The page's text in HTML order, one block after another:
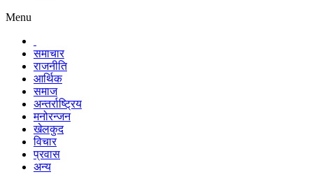
Menu
समाचार
राजनीति
आर्थिक
समाज
अन्तर्राष्ट्रिय
मनोरन्जन
खेलकुद
विचार
प्रवास
अन्य